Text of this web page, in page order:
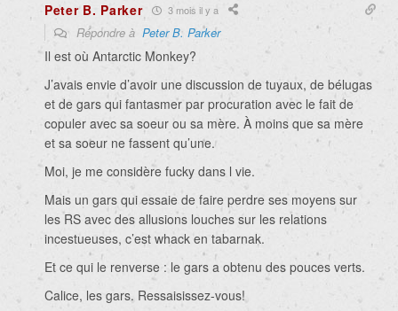
Peter B. Parker 3 mois il y a
Répondre à Peter B. Parker
Il est où Antarctic Monkey?
J’avais envie d’avoir une discussion de tuyaux, de bélugas
et de gars qui fantasmer par procuration avec le fait de
copuler avec sa soeur ou sa mère. À moins que sa mère
et sa soeur ne fassent qu’une.
Moi, je me considère fucky dans l vie.
Mais un gars qui essaie de faire perdre ses moyens sur
les RS avec des allusions louches sur les relations
incestueuses, c’est whack en tabarnak.
Et ce qui le renverse : le gars a obtenu des pouces verts.
Calice, les gars. Ressaisissez-vous!